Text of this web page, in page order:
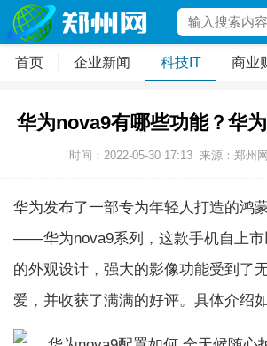
首页 企业新闻 科技IT 商业
华为nova9有哪些功能？华
时间：2022-05-30 17:13 来源：郑州网
华为发布了一部专为年轻人打造的鸿
——华为nova9系列，这款手机自上市
的外观设计，强大的影像功能受到了
爱，并收获了满满的好评。具体介绍